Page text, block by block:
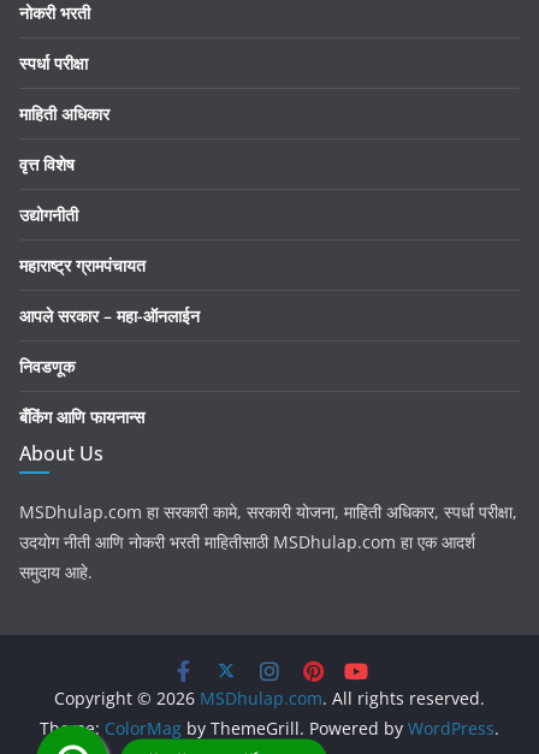
नोकरी भरती
स्पर्धा परीक्षा
माहिती अधिकार
वृत्त विशेष
उद्योगनीती
महाराष्ट्र ग्रामपंचायत
आपले सरकार – महा-ऑनलाईन
निवडणूक
बँकिंग आणि फायनान्स
About Us
MSDhulap.com हा सरकारी कामे, सरकारी योजना, माहिती अधिकार, स्पर्धा परीक्षा,
उदयोग नीती आणि नोकरी भरती माहितीसाठी MSDhulap.com हा एक आदर्श
समुदाय आहे.
Copyright © 2026 MSDhulap.com. All rights reserved.
Theme: ColorMag by ThemeGrill. Powered by WordPress.